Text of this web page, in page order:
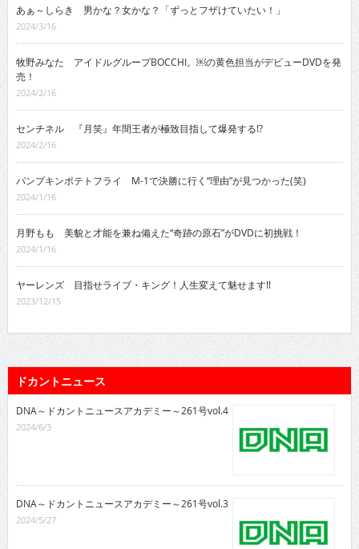
あぁ～しらき 男かな？女かな？「ずっとフザけていたい！」
2024/3/16
牧野みなた アイドルグループBOCCHI。￼の黄色担当がデビューDVDを発
売！
2024/2/16
センチネル 『月笑』年間王者が極致目指して爆発する!?
2024/2/16
パンプキンポテトフライ M-1で決勝に行く“理由”が見つかった(笑)
2024/1/16
月野もも 美貌と才能を兼ね備えた“奇跡の原石”がDVDに初挑戦！
2024/1/16
ヤーレンズ 目指せライブ・キング！人生変えて魅せます!!
2023/12/15
ドカントニュース
DNA～ドカントニュースアカデミー～261号vol.4
2024/6/3
DNA～ドカントニュースアカデミー～261号vol.3
2024/5/27